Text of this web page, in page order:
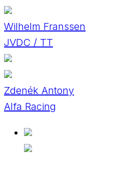
Wilhelm Franssen
JVDC / TT
Zdenék Antony
Alfa Racing